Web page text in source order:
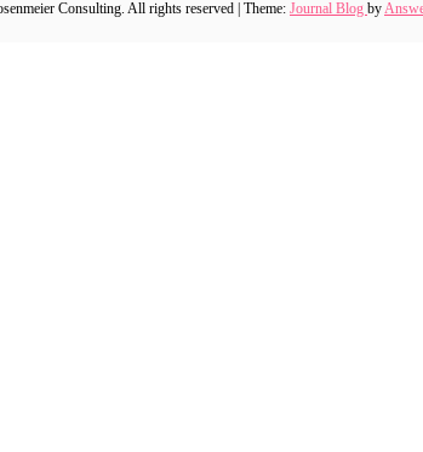
Consulting. All rights reserved | Theme: Journal Blog by